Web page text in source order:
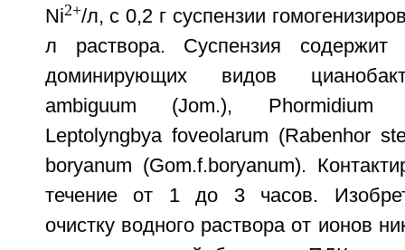
Ni2+/л, с 0,2 г суспензии
л раствора. Суспензия содержит
доминирующих видов
ambiguum (Jom.), Phormidium
Leptolyngbya foveolarum (Rabenhor
boryanum (Gom.f.boryanum).
течение от 1 до 3 часов.
очистку водного раствора от ионов